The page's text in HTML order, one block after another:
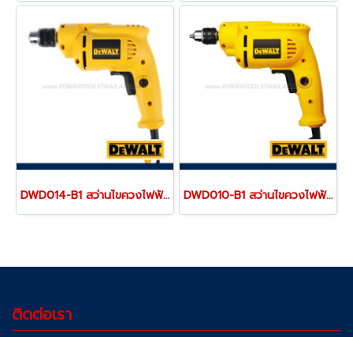
DWD014-B1 สว่านไขควงไฟฟ้า 3/8" (10 มม.) 550 วัตต์ / 2800RPM "DEWALT" ดีวอลท์ DWD010-B1 สว่านไขควงไฟฟ้า 1/4" (6.5 มม.) 380 วัตต์ / 3600RPM "DEWALT" ดีวอลท์
ติดต่อเรา